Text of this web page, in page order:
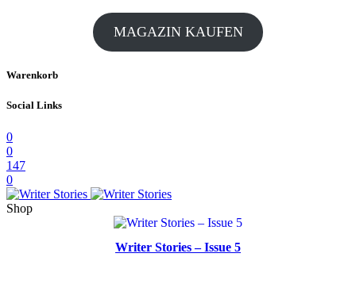
MAGAZIN KAUFEN
Warenkorb
Social Links
0
0
147
0
Shop
Writer Stories – Issue 5